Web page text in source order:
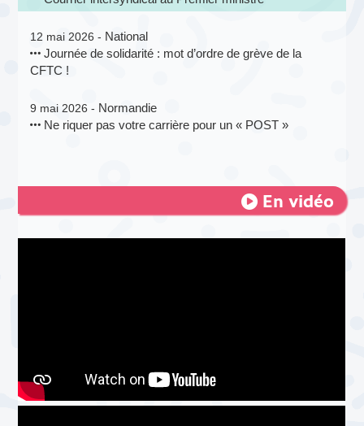
12 mai 2026 - National
Journée de solidarité : mot d’ordre de grève de la
CFTC !
9 mai 2026 - Normandie
Ne riquer pas votre carrière pour un « POST »
En vidéo